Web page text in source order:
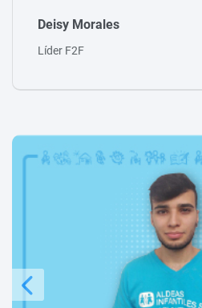
Teresa Loaiza
Facer Senior